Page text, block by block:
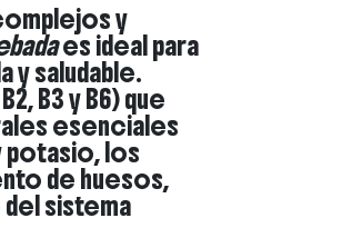
y
es ideal para
y saludable.
B3 y B6) que
esenciales
los
de huesos,
sistema